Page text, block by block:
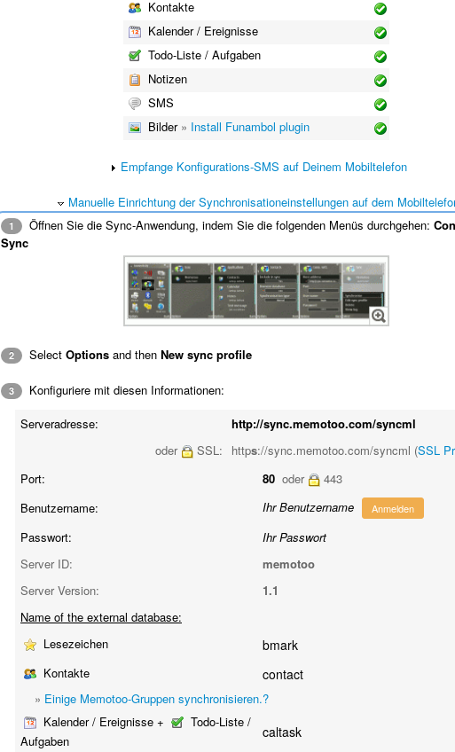
Kontakte
Kalender / Ereignisse
Todo-Liste / Aufgaben
Notizen
SMS
Bilder » Install Funambol plugin
Empfange Konfigurations-SMS auf Deinem Mobiltelefon
Manuelle Einrichtung der Synchronisationeinstellungen auf dem
1 Öffnen Sie die Sync-Anwendung, indem Sie die folgenden Menüs durchgehen:
Sync
2 Select Options and then New sync profile
3
Konfiguriere mit diesen Informationen:
Serveradresse:
http://sync.memotoo.com/syncml
oder
SSL: https://sync.memotoo.com/syncml (SSL
Port:
80 oder
443
Benutzername:
Ihr Benutzername Anmelden
Passwort:
Ihr Passwort
Server ID:
memotoo
Server Version:
1.1
Name of the external database:
Lesezeichen
bmark
Kontakte contact
» Einige Memotoo-Gruppen synchronisieren.?
Kalender / Ereignisse +
Todo-Liste /
Aufgaben
caltask